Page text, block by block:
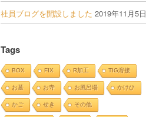
社員ブログを開設しました 2019年11月5日
Tags
BOX FIX R加工 TIG溶接
お墓 お寺 お風呂場 かけひ
かご せき その他